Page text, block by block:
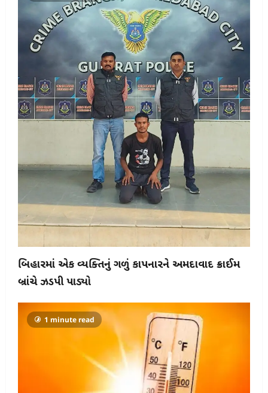
બિહારમાં એક વ્યક્તિનું ગળું કાપનારને અમદાવાદ ક્રાઈમ
બ્રાંચે ઝડપી પાડ્યો
1 minute read